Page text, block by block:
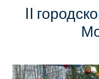
II